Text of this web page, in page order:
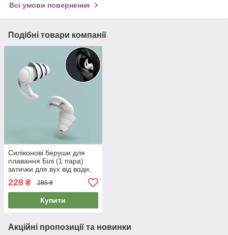
Всі умови повернення
Подібні товари компанії
Силіконові беруши для
плавання Білі (1 пара)
затички для вух від води,
багаторазові беруші для
плавання
228 ₴ 285 ₴
Купити
Акційні пропозиції та новинки